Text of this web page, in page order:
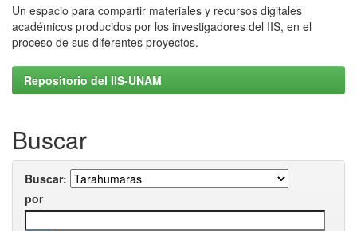
Un espacio para compartir materiales y recursos digitales
académicos producidos por los investigadores del IIS, en el
proceso de sus diferentes proyectos.
Repositorio del IIS-UNAM
Buscar
Buscar:
por